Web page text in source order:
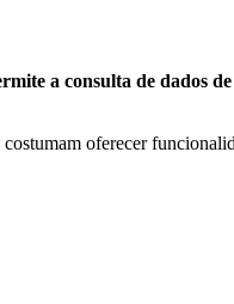
a consulta de dados
oferecer